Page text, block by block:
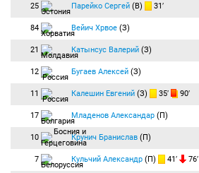
25 Парейко Сергей (В) 31′
84 Вейич Хрвое (З)
21 Катынсус Валерий (З)
12 Бугаев Алексей (З)
11 Калешин Евгений (З) 35′ 90′
17 Младенов Александар (П)
10 Крунич Бранислав (П)
7 Кульчий Александр (П) 41′ 76′